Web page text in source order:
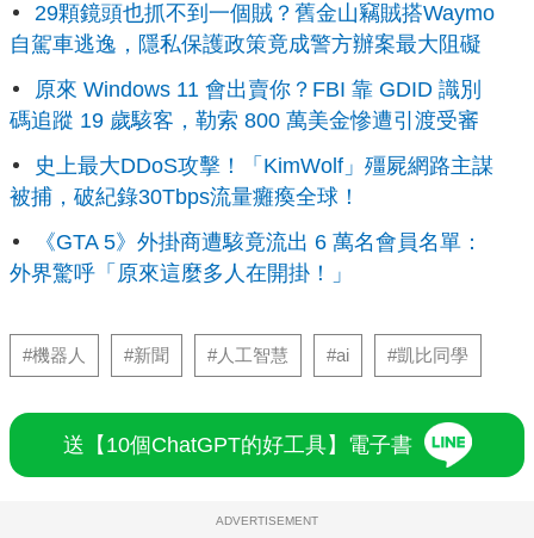
29顆鏡頭也抓不到一個賊？舊金山竊賊搭Waymo
自駕車逃逸，隱私保護政策竟成警方辦案最大阻礙
原來 Windows 11 會出賣你？FBI 靠 GDID 識別
碼追蹤 19 歲駭客，勒索 800 萬美金慘遭引渡受審
史上最大DDoS攻擊！「KimWolf」殭屍網路主謀
被捕，破紀錄30Tbps流量癱瘓全球！
《GTA 5》外掛商遭駭竟流出 6 萬名會員名單：
外界驚呼「原來這麼多人在開掛！」
#機器人 #新聞 #人工智慧 #ai #凱比同學
送【10個ChatGPT的好工具】電子書
ADVERTISEMENT